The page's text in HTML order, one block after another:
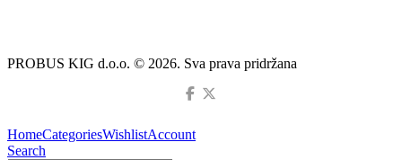
PROBUS KIG d.o.o. © 2026. Sva prava pridržana
HomeCategoriesWishlistAccount
Search